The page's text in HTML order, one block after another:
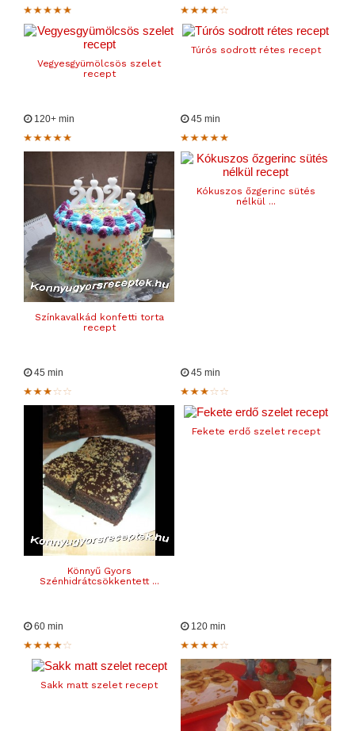
Vegyesgyümölcsös szelet
recept
Túrós sodrott rétes recept
120+ min
Színkavalkád konfetti torta
recept
45 min
Kókuszos őzgerinc sütés
nélkül ...
45 min
Könnyű Gyors
Szénhidrátcsökkentett ...
45 min
Fekete erdő szelet recept
60 min
Sakk matt szelet recept
120 min